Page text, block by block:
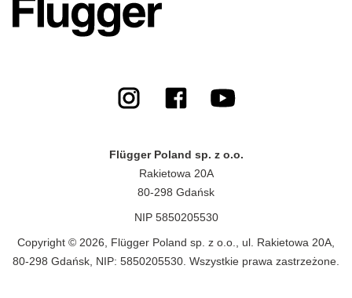
Flügger Poland sp. z o.o.
Rakietowa 20A
80-298 Gdańsk
NIP 5850205530
Copyright © 2026, Flügger Poland sp. z o.o., ul. Rakietowa 20A,
80-298 Gdańsk, NIP: 5850205530. Wszystkie prawa zastrzeżone.